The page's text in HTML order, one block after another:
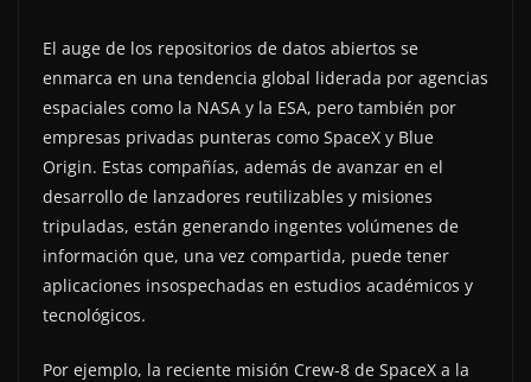
El auge de los repositorios de datos abiertos se
enmarca en una tendencia global liderada por agencias
espaciales como la NASA y la ESA, pero también por
empresas privadas punteras como SpaceX y Blue
Origin. Estas compañías, además de avanzar en el
desarrollo de lanzadores reutilizables y misiones
tripuladas, están generando ingentes volúmenes de
información que, una vez compartida, puede tener
aplicaciones insospechadas en estudios académicos y
tecnológicos.
Por ejemplo, la reciente misión Crew-8 de SpaceX a la